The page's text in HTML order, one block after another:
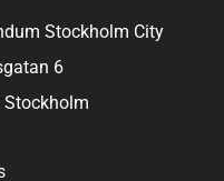
Stockholm City
6
Stockholm